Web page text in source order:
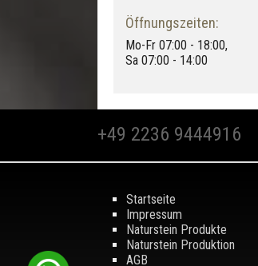
Öffnungszeiten:
Mo-Fr 07:00 - 18:00,
Sa 07:00 - 14:00
+49 2236 9444916
Startseite
Impressum
Naturstein Produkte
Naturstein Produktion
AGB